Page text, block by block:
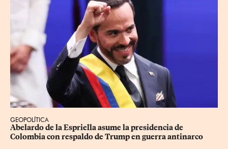
GEOPOLÍTICA
Abelardo de la Espriella asume la presidencia de
Colombia con respaldo de Trump en guerra antinarco